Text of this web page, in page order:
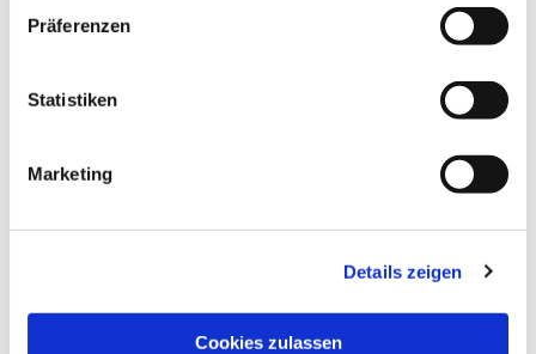
Präferenzen
Statistiken
Marketing
Details zeigen
Cookies zulassen